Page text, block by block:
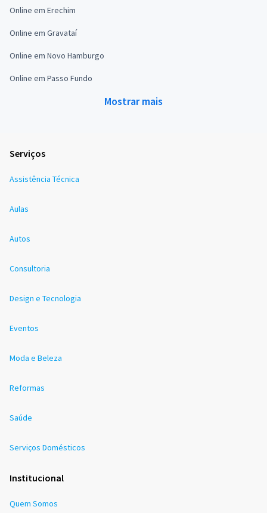
Online em Erechim
Online em Gravataí
Online em Novo Hamburgo
Online em Passo Fundo
Mostrar mais
Serviços
Assistência Técnica
Aulas
Autos
Consultoria
Design e Tecnologia
Eventos
Moda e Beleza
Reformas
Saúde
Serviços Domésticos
Institucional
Quem Somos